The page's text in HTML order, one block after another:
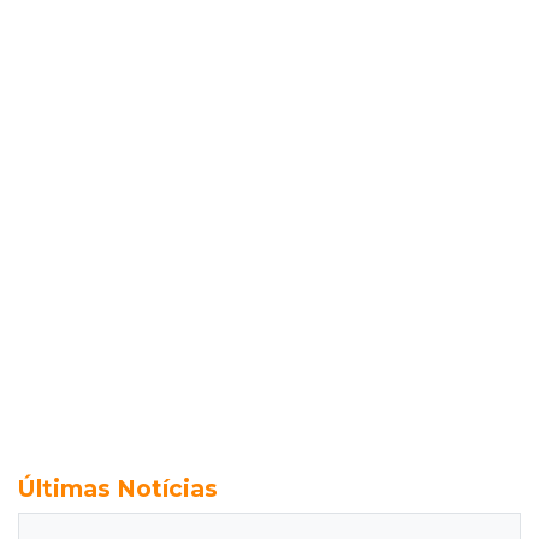
Últimas Notícias